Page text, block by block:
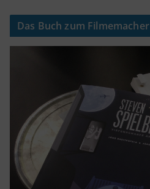
Das Buch zum Filmemacher